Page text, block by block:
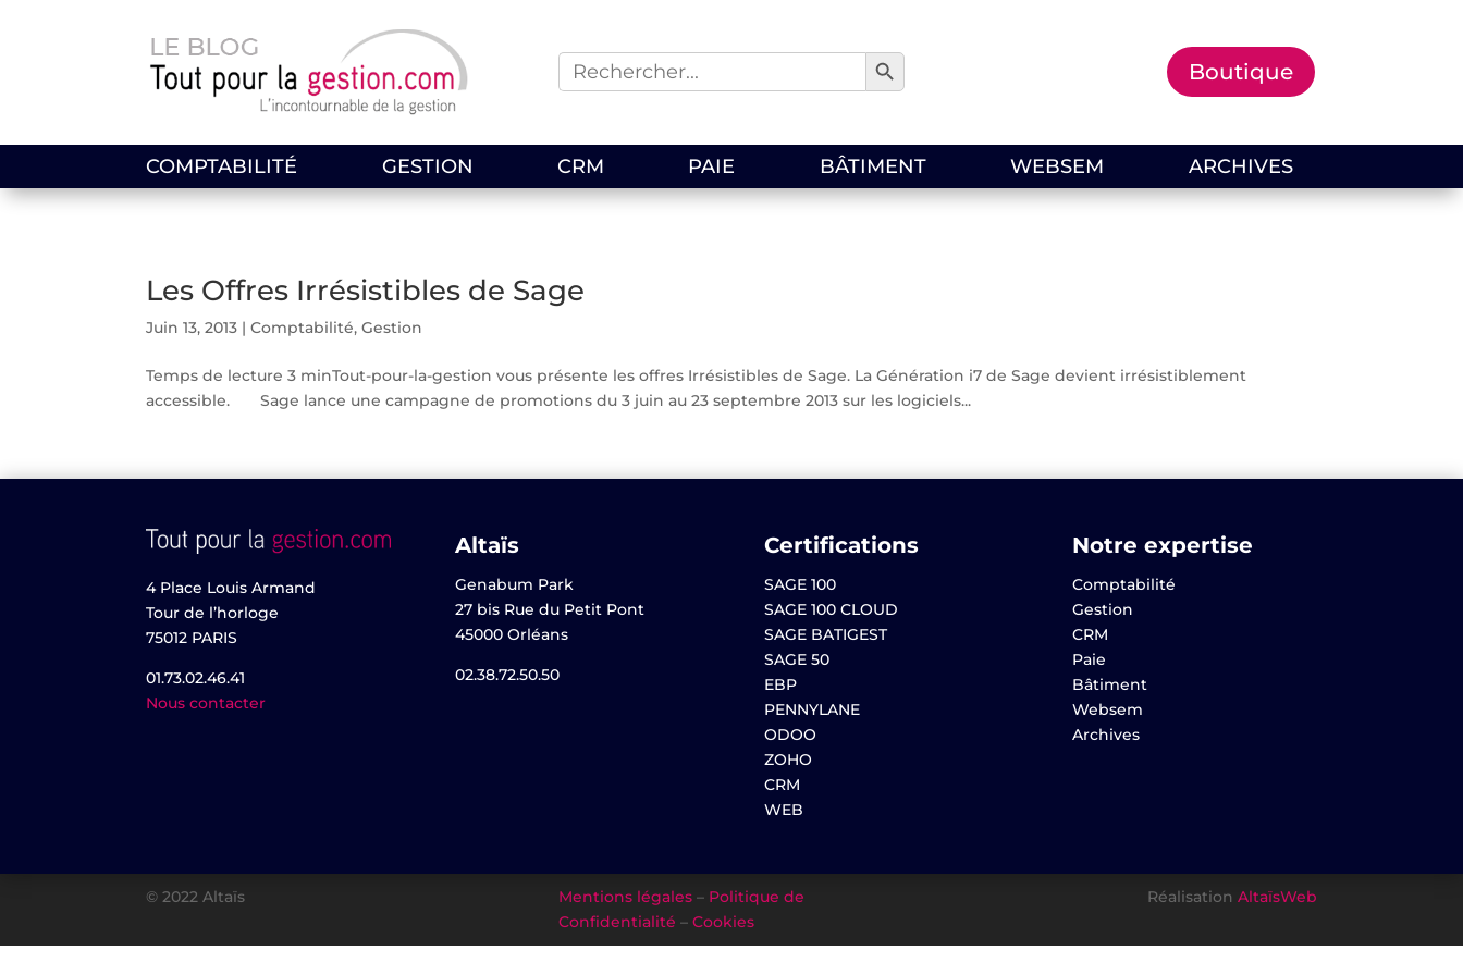
Search
for:
Search Button
Boutique
COMPTABILITÉ GESTION CRM PAIE BÂTIMENT WEBSEM ARCHIVES
Les Offres Irrésistibles de Sage
Juin 13, 2013 |Comptabilité,Gestion
Temps de lecture 3 minTout-pour-la-gestion vous présente les offres Irrésistibles de Sage. La Génération i7 de Sage devient irrésistiblement
accessible. Sage lance une campagne de promotions du 3 juin au 23 septembre 2013 sur les logiciels...
4 Place Louis Armand
Tour de l’horloge
75012 PARIS
01.73.02.46.41
Nous contacter
Altaïs
Genabum Park
27 bis Rue du Petit Pont
45000 Orléans
02.38.72.50.50
Certifications
SAGE 100
SAGE 100 CLOUD
SAGE BATIGEST
SAGE 50
EBP
PENNYLANE
ODOO
ZOHO
CRM
WEB
Notre expertise
Comptabilité
Gestion
CRM
Paie
Bâtiment
Websem
Archives
© 2022 Altaïs Mentions légales– Politique de
Confidentialité – Cookies
Réalisation AltaïsWeb